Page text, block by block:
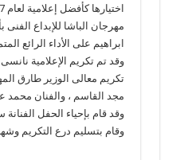
مهرجان الباشا للإبداع
ابراهيم على الأداء
وقد تم تكريم الإعلامية
تكريم معالى الوزير طارق
مجد القاسم ، والفنان محمد
وقد قام بإحياء الحفل
وقام بتسليم درع التكريم